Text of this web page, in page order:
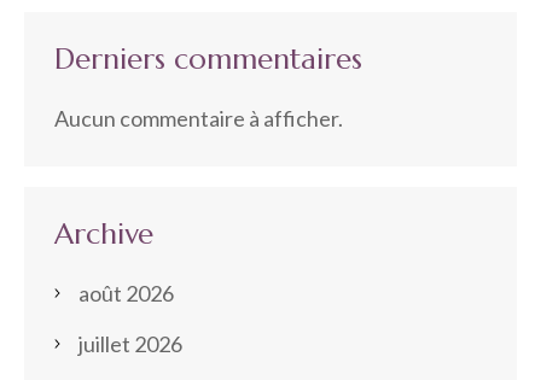
Derniers commentaires
Aucun commentaire à afficher.
Archive
août 2026
juillet 2026